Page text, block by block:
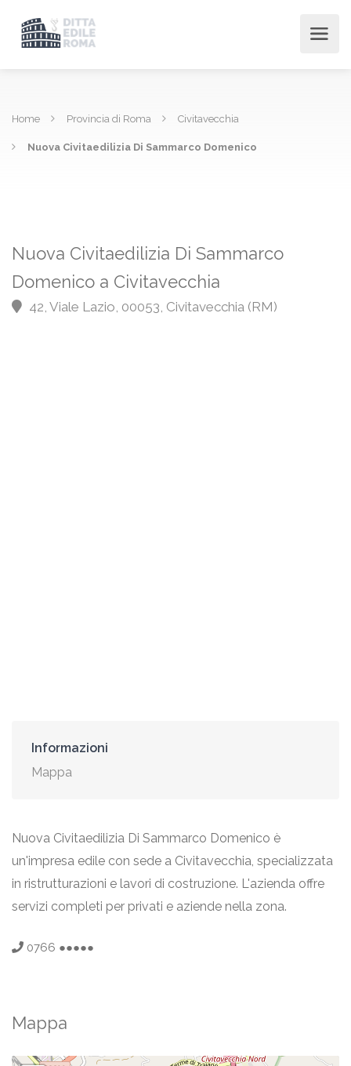
Home Provincia di Roma Civitavecchia
Nuova Civitaedilizia Di Sammarco Domenico
Nuova Civitaedilizia Di Sammarco
Domenico a Civitavecchia
42, Viale Lazio, 00053, Civitavecchia (RM)
Informazioni
Mappa
Nuova Civitaedilizia Di Sammarco Domenico è
un'impresa edile con sede a Civitavecchia, specializzata
in ristrutturazioni e lavori di costruzione. L'azienda offre
servizi completi per privati e aziende nella zona.
0766 ●●●●●
Mappa